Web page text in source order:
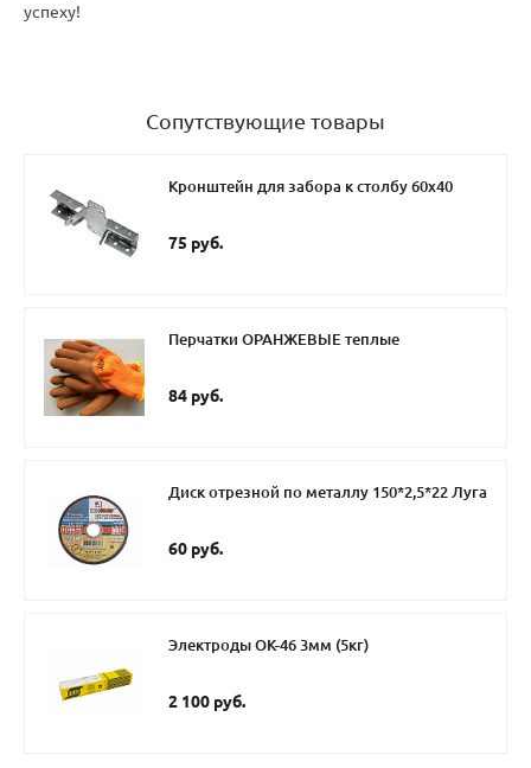
успеху!
Сопутствующие товары
Кронштейн для забора к столбу 60х40
75 руб.
Перчатки ОРАНЖЕВЫЕ теплые
84 руб.
Диск отрезной по металлу 150*2,5*22 Луга
60 руб.
Электроды ОК-46 3мм (5кг)
2 100 руб.